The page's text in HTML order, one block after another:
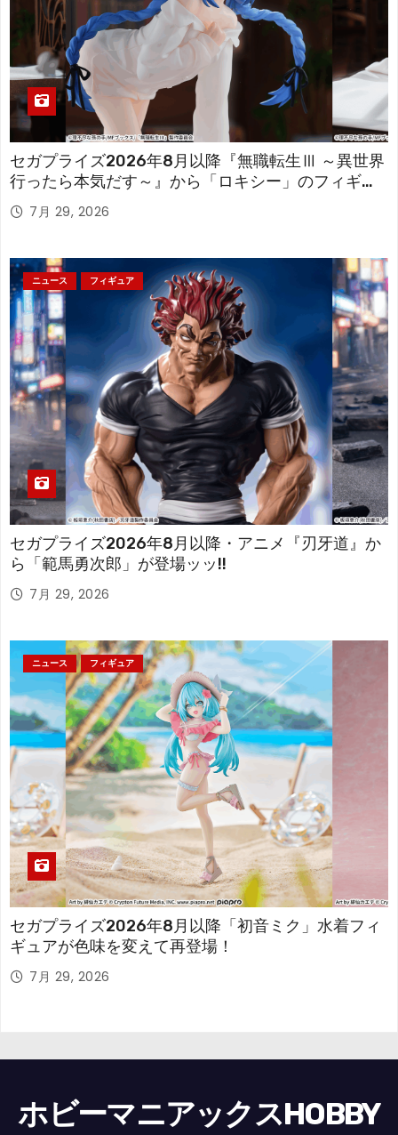
セガプライズ2026年8月以降『無職転生Ⅲ ～異世界
行ったら本気だす～』から「ロキシー」のフィギュ
アが登場！
7月 29, 2026
ニュース フィギュア
セガプライズ2026年8月以降・アニメ『刃牙道』か
ら「範馬勇次郎」が登場ッッ!!
7月 29, 2026
ニュース フィギュア
セガプライズ2026年8月以降「初音ミク」水着フィ
ギュアが色味を変えて再登場！
7月 29, 2026
ホビーマニアックスHOBBY